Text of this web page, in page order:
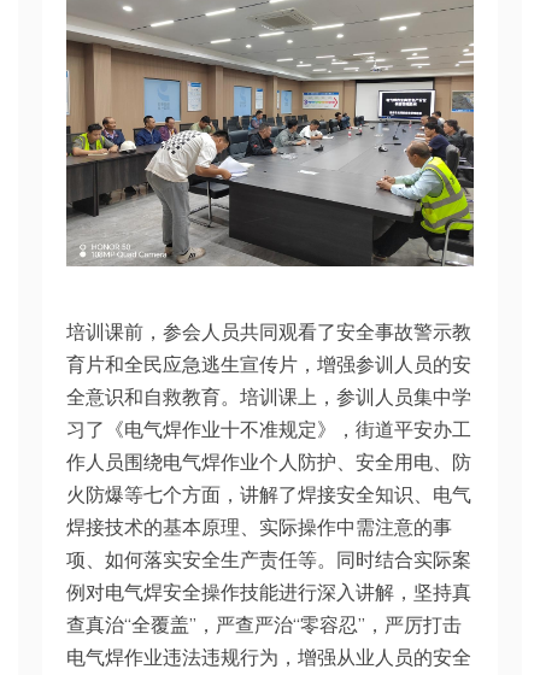
培训课前，参会人员共同观看了安全事故警示教
育片和全民应急逃生宣传片，增强参训人员的安
全意识和自救教育。培训课上，参训人员集中学
习了《电气焊作业十不准规定》，街道平安办工
作人员围绕电气焊作业个人防护、安全用电、防
火防爆等七个方面，讲解了焊接安全知识、电气
焊接技术的基本原理、实际操作中需注意的事
项、如何落实安全生产责任等。同时结合实际案
例对电气焊安全操作技能进行深入讲解，坚持真
查真治“全覆盖”，严查严治“零容忍”，严厉打击
电气焊作业违法违规行为，增强从业人员的安全